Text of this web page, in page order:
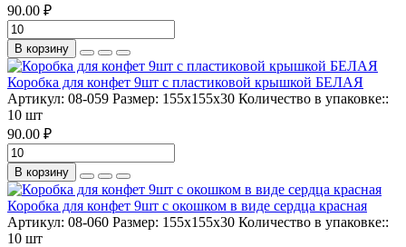
90.00 ₽
В корзину
Коробка для конфет 9шт с пластиковой крышкой БЕЛАЯ
Артикул: 08-059 Размер: 155х155х30 Количество в упаковке::
10 шт
90.00 ₽
В корзину
Коробка для конфет 9шт с окошком в виде сердца красная
Артикул: 08-060 Размер: 155х155х30 Количество в упаковке::
10 шт